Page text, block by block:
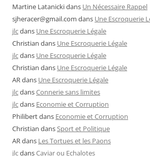
Martine Latanickidans Un Nécessaire Rappel
sjheracer@gmail.com dans Une Escroquerie
jlcdans Une Escroquerie Légale
Christian dans Une Escroquerie Légale
jlcdans Une Escroquerie Légale
Christian dans Une Escroquerie Légale
ARdans Une Escroquerie Légale
jlcdansConnerie sans limites
jlcdans Economie et Corruption
Philibertdans Economie et Corruption
Christian dansSport et Politique
ARdans Les Tortues et les Paons
jlcdansCaviar ou Echalotes